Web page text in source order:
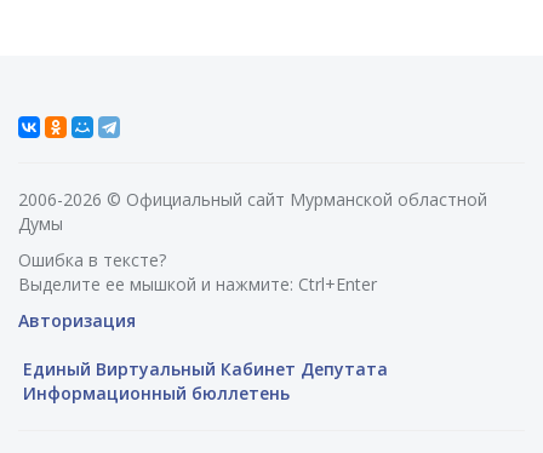
2006-2026 © Официальный сайт Мурманской областной
Думы
Ошибка в тексте?
Выделите ее мышкой и нажмите: Ctrl+Enter
Авторизация
Единый Виртуальный Кабинет Депутата
Информационный бюллетень